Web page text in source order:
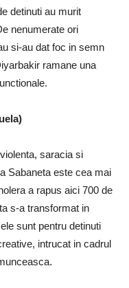
detinuti au murit
nenumerate ori
si-au dat foc in semn
ramane una
saracia si
Sabaneta este cea mai
a rapus aici 700 de
s-a transformat in
sunt pentru detinuti
intrucat in cadrul